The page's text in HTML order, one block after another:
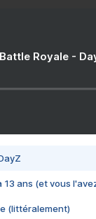
Royale -
13 ans (et vous
(littéralement)